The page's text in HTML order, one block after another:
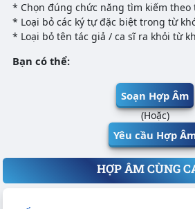
* Chọn đúng chức năng tìm kiếm theo
* Loại bỏ các ký tự đặc biệt trong từ
* Loại bỏ tên tác giả / ca sĩ ra khỏi từ
Bạn có thể:
Soạn Hợp Âm
(Hoặc)
Yêu cầu Hợp
HỢP ÂM CÙNG